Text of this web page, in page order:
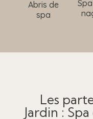
Abris de
spa
Les
Jardin :